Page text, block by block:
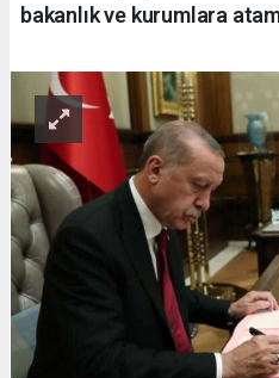
bakanlık ve kurumlara